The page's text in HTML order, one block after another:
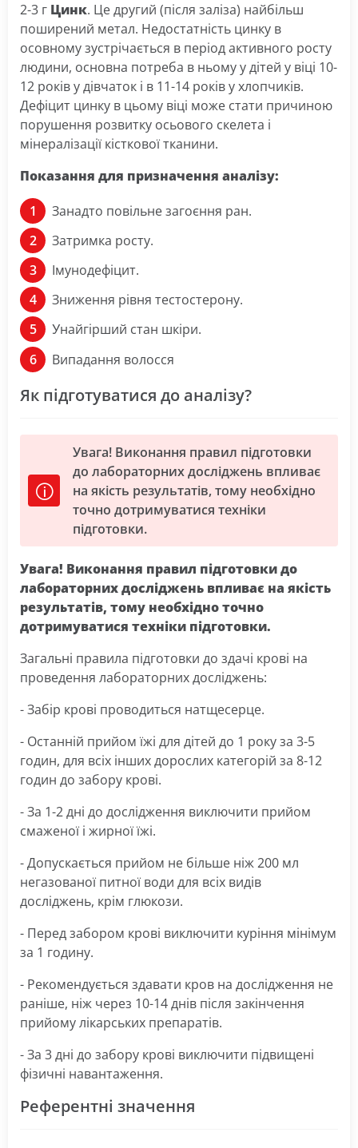
2-3 г Цинк. Це другий (після заліза) найбільш
поширений метал. Недостатність цинку в
осовному зустрічається в період активного росту
людини, основна потреба в ньому у дітей у віці 10-
12 років у дівчаток і в 11-14 років у хлопчиків.
Дефіцит цинку в цьому віці може стати причиною
порушення розвитку осьового скелета і
мінералізації кісткової тканини.
Показання для призначення аналізу:
Занадто повільне загоєння ран.
Затримка росту.
Імунодефіцит.
Зниження рівня тестостерону.
Унайгірший стан шкіри.
Випадання волосся
Як підготуватися до аналізу?
Увага! Виконання правил підготовки
до лабораторних досліджень впливає
на якість результатів, тому необхідно
точно дотримуватися техніки
підготовки.
Увага! Виконання правил підготовки до
лабораторних досліджень впливає на якість
результатів, тому необхідно точно
дотримуватися техніки підготовки.
Загальні правила підготовки до здачі крові на
проведення лабораторних досліджень:
- Забір крові проводиться натщесерце.
- Останній прийом їжі для дітей до 1 року за 3-5
годин, для всіх інших дорослих категорій за 8-12
годин до забору крові.
- За 1-2 дні до дослідження виключити прийом
смаженої і жирної їжі.
- Допускається прийом не більше ніж 200 мл
негазованої питної води для всіх видів
досліджень, крім глюкози.
- Перед забором крові виключити куріння мінімум
за 1 годину.
- Рекомендується здавати кров на дослідження не
раніше, ніж через 10-14 днів після закінчення
прийому лікарських препаратів.
- За 3 дні до забору крові виключити підвищені
фізичні навантаження.
Референтні значення